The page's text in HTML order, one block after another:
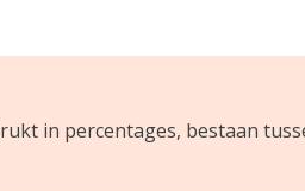
in percentages, bestaan